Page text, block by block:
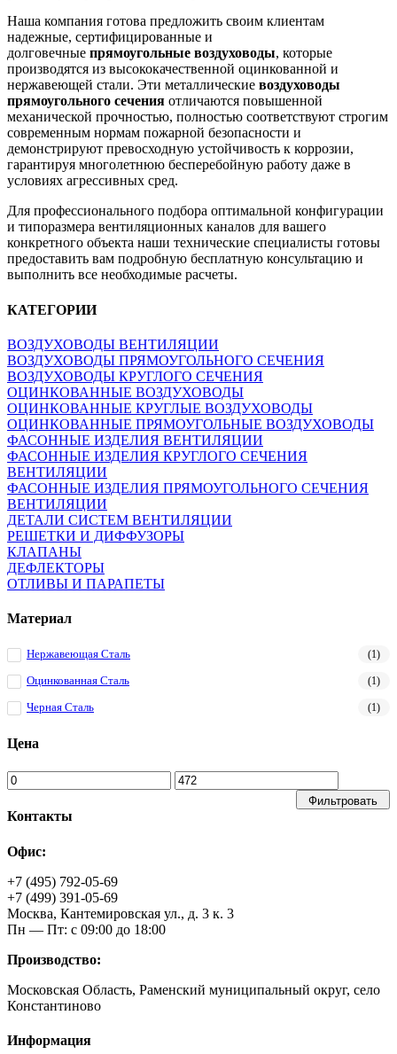
Наша компания готова предложить своим клиентам
надежные, сертифицированные и
долговечные прямоугольные воздуховоды, которые
производятся из высококачественной оцинкованной и
нержавеющей стали. Эти металлические воздуховоды
прямоугольного сечения отличаются повышенной
механической прочностью, полностью соответствуют строгим
современным нормам пожарной безопасности и
демонстрируют превосходную устойчивость к коррозии,
гарантируя многолетнюю бесперебойную работу даже в
условиях агрессивных сред.
Для профессионального подбора оптимальной конфигурации
и типоразмера вентиляционных каналов для вашего
конкретного объекта наши технические специалисты готовы
предоставить вам подробную бесплатную консультацию и
выполнить все необходимые расчеты.
КАТЕГОРИИ
ВОЗДУХОВОДЫ ВЕНТИЛЯЦИИ
ВОЗДУХОВОДЫ ПРЯМОУГОЛЬНОГО СЕЧЕНИЯ
ВОЗДУХОВОДЫ КРУГЛОГО СЕЧЕНИЯ
ОЦИНКОВАННЫЕ ВОЗДУХОВОДЫ
ОЦИНКОВАННЫЕ КРУГЛЫЕ ВОЗДУХОВОДЫ
ОЦИНКОВАННЫЕ ПРЯМОУГОЛЬНЫЕ ВОЗДУХОВОДЫ
ФАСОННЫЕ ИЗДЕЛИЯ ВЕНТИЛЯЦИИ
ФАСОННЫЕ ИЗДЕЛИЯ КРУГЛОГО СЕЧЕНИЯ
ВЕНТИЛЯЦИИ
ФАСОННЫЕ ИЗДЕЛИЯ ПРЯМОУГОЛЬНОГО СЕЧЕНИЯ
ВЕНТИЛЯЦИИ
ДЕТАЛИ СИСТЕМ ВЕНТИЛЯЦИИ
РЕШЕТКИ И ДИФФУЗОРЫ
КЛАПАНЫ
ДЕФЛЕКТОРЫ
ОТЛИВЫ И ПАРАПЕТЫ
Материал
Нержавеющая Сталь (1)
Оцинкованная Сталь (1)
Черная Сталь (1)
Цена
Фильтровать
Контакты
Офис:
+7 (495) 792-05-69
+7 (499) 391-05-69
Москва, Кантемировская ул., д. 3 к. 3
Пн — Пт: с 09:00 до 18:00
Производство:
Московская Область, Раменский муниципальный округ, село
Константиново
Информация